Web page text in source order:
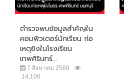
ตำรวจพบข้อมูลสำคัญใน
คอมพิวเตอร์นักเรียน ก่อ
เหตุยิงในโรงเรียน
เทพศิรินทร์...
7 สิงหาคม 2569
14,106